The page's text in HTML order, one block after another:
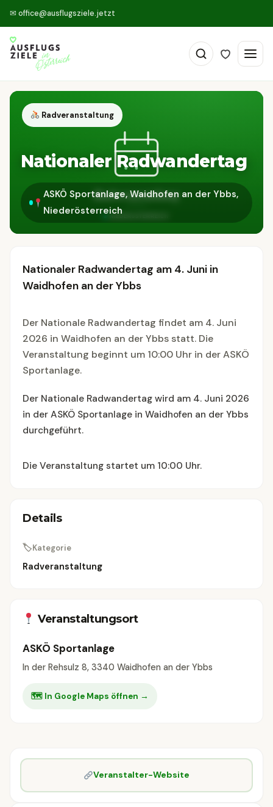
✉ office@ausflugsziele.jetzt
Radveranstaltung
Nationaler Radwandertag
ASKÖ Sportanlage, Waidhofen an der Ybbs,
Niederösterreich
Nationaler Radwandertag am 4. Juni in
Waidhofen an der Ybbs
Der Nationale Radwandertag findet am 4. Juni
2026 in Waidhofen an der Ybbs statt. Die
Veranstaltung beginnt um 10:00 Uhr in der ASKÖ
Sportanlage.
Der Nationale Radwandertag wird am 4. Juni 2026
in der ASKÖ Sportanlage in Waidhofen an der Ybbs
durchgeführt.
Die Veranstaltung startet um 10:00 Uhr.
Details
🏷Kategorie
Radveranstaltung
Veranstaltungsort
ASKÖ Sportanlage
In der Rehsulz 8, 3340 Waidhofen an der Ybbs
🗺 In Google Maps öffnen →
Veranstalter-Website